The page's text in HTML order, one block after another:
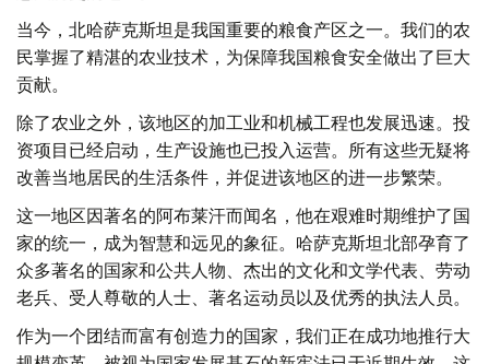
当今，北哈萨克斯坦是我国重要的粮食产区之一。我们的农
民掌握了精湛的农业技术，为保障我国粮食安全做出了巨大
贡献。
除了农业之外，该地区的加工业和机械工程也发展迅速。投
资项目已经启动，生产设施也已投入运营。所有这些无疑将
改善当地居民的生活条件，并促进该地区的进一步繁荣。
这一地区因著名的阿布莱汗而闻名，他在艰难时期维护了国
家的统一，成为智慧和远见的象征。哈萨克斯坦北部孕育了
众多著名的国家和公共人物、杰出的文化和文学代表、劳动
老兵、受人尊敬的人士、著名运动员以及优秀的执法人员。
作为一个团结而富有创造力的国家，我们正在成功地推行大